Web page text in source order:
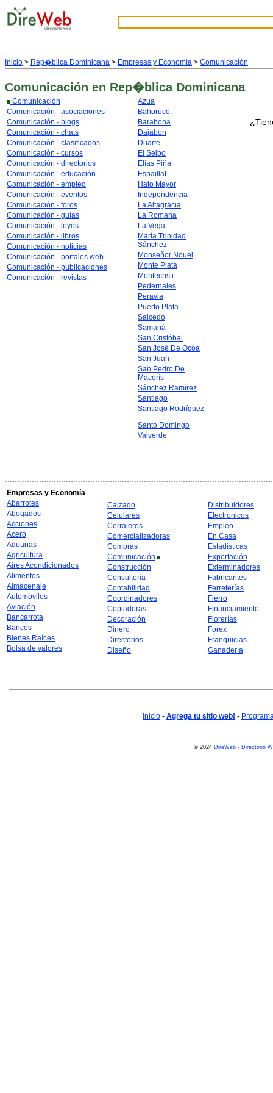
Inicio > Rep�blica Dominicana > Empresas y Economía > Comunicación
Comunicación en Rep�blica Dominicana
Comunicación
Comunicación - asociaciones
Comunicación - blogs
Comunicación - chats
Comunicación - clasificados
Comunicación - cursos
Comunicación - directorios
Comunicación - educación
Comunicación - empleo
Comunicación - eventos
Comunicación - foros
Comunicación - guías
Comunicación - leyes
Comunicación - libros
Comunicación - noticias
Comunicación - portales web
Comunicación - publicaciones
Comunicación - revistas
Azua
Bahoruco
Barahona
Dajabón
Duarte
El Seibo
Elías Piña
Espaillat
Hato Mayor
Independencia
La Altagracia
La Romana
La Vega
María Trinidad
Sánchez
Monseñor Nouel
Monte Plata
Montecristi
Pedernales
Peravia
Puerto Plata
Salcedo
Samaná
San Cristóbal
San José De Ocoa
San Juan
San Pedro De
Macorís
Sánchez Ramírez
Santiago
Santiago Rodríguez
Santo Domingo
Valverde
Empresas y Economía
Abarrotes
Abogados
Acciones
Acero
Aduanas
Agricultura
Aires Acondicionados
Alimentos
Almacenaje
Automóviles
Aviación
Bancarrota
Bancos
Bienes Raíces
Bolsa de valores
Calzado
Celulares
Cerrajeros
Comercializadoras
Compras
Comunicación
Construcción
Consultoría
Contabilidad
Coordinadores
Copiadoras
Decoración
Dinero
Directorios
Diseño
Distribuidores
Electrónicos
Empleo
En Casa
Estadísticas
Exportación
Exterminadores
Fabricantes
Ferreterías
Fierro
Financiamiento
Florerías
Forex
Franquicias
Ganadería
Inicio - Agrega tu sitio web! -
© 2024 DireWeb - Directorio